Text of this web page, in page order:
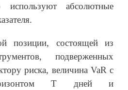
абсолютные
позиции, состоящей из
подверженных
риска, величина VaR с
Т дней и